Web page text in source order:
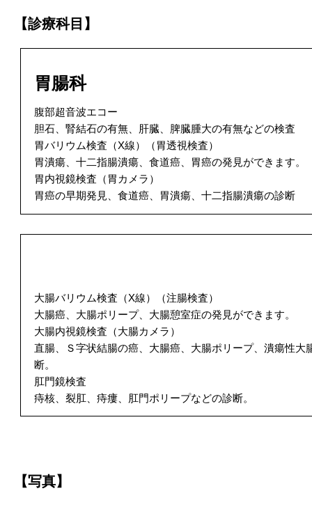
【診療科目】
胃腸科
腹部超音波エコー
胆石、腎結石の有無、肝臓、脾臓腫大の有無などの検査
胃バリウム検査（X線）（胃透視検査）
胃潰瘍、十二指腸潰瘍、食道癌、胃癌の発見ができます。
胃内視鏡検査（胃カメラ）
胃癌の早期発見、食道癌、胃潰瘍、十二指腸潰瘍の診断
大腸バリウム検査（X線）（注腸検査）
大腸癌、大腸ポリープ、大腸憩室症の発見ができます。
大腸内視鏡検査（大腸カメラ）
直腸、Ｓ字状結腸の癌、大腸癌、大腸ポリープ、潰瘍性大
断。
肛門鏡検査
痔核、裂肛、痔瘻、肛門ポリープなどの診断。
【写真】